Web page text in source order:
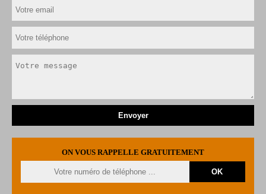
ON VOUS RAPPELLE GRATUITEMENT